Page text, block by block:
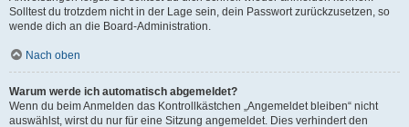
Solltest du trotzdem nicht in der Lage sein, dein Passwort zurückzusetzen, so
wende dich an die Board-Administration.
Nach oben
Warum werde ich automatisch abgemeldet?
Wenn du beim Anmelden das Kontrollkästchen „Angemeldet bleiben“ nicht
auswählst, wirst du nur für eine Sitzung angemeldet. Dies verhindert den